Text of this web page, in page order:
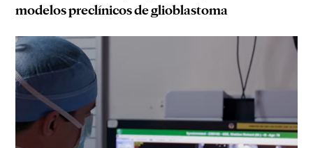
modelos preclínicos de glioblastoma